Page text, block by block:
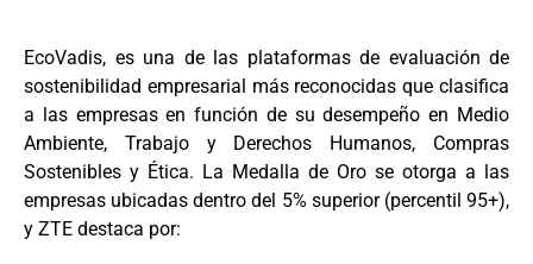
EcoVadis, es una de las plataformas de evaluación de
sostenibilidad empresarial más reconocidas que clasifica
a las empresas en función de su desempeño en Medio
Ambiente, Trabajo y Derechos Humanos, Compras
Sostenibles y Ética. La Medalla de Oro se otorga a las
empresas ubicadas dentro del 5% superior (percentil 95+),
y ZTE destaca por: